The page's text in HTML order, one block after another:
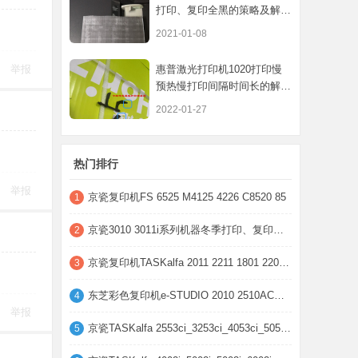
举报
举报
举报
打印、复印全黑的策略及解决
方案
2021-01-08
惠普激光打印机1020打印慢
预热慢打印间隔时间长的解决
方法
2022-01-27
热门排行
1 京瓷复印机FS 6525 M4125 4226 C8520 85
2 京瓷3010 3011i系列机器冬季打印、复印全黑
3 京瓷复印机TASKalfa 2011 2211 1801 2201鼓
4 东芝彩色复印机e-STUDIO 2010 2510AC等机器
5 京瓷TASKalfa 2553ci_3253ci_4053ci_5053ci